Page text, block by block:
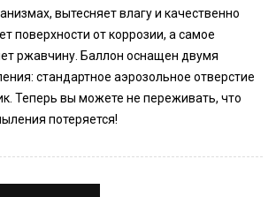
вытесняет влагу и качественно
поверхности от коррозии, а самое
ржавчину. Баллон оснащен двумя
стандартное аэрозольное отверстие
Теперь вы можете не переживать, что
потеряется!